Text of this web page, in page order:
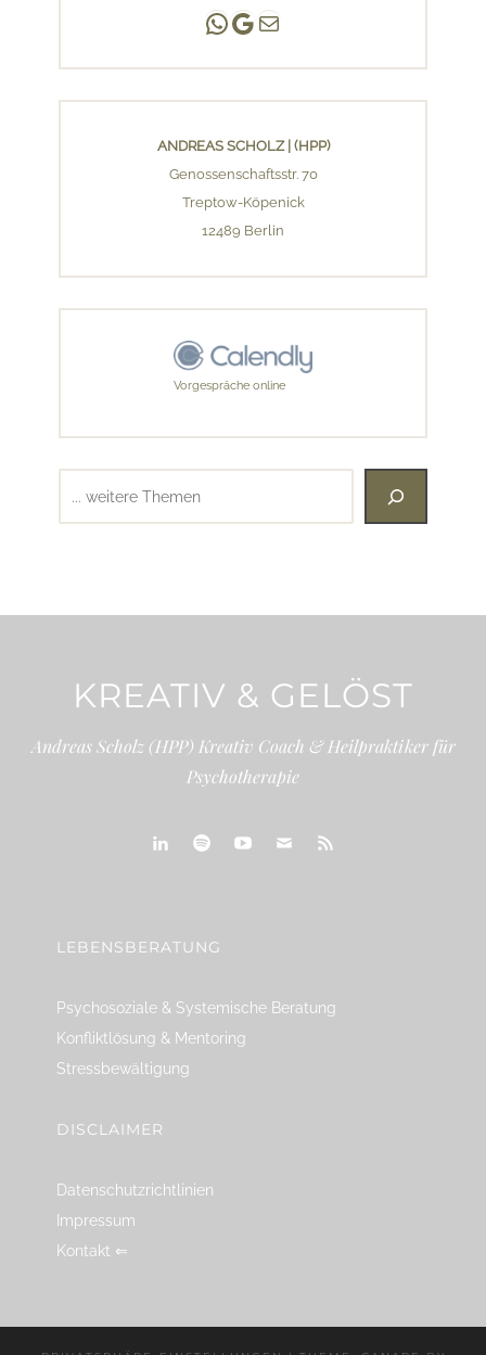
Andreas Scholz | (HPP)
Praxis Adlershof
E-Mail an mich ...
ANDREAS SCHOLZ | (HPP)
Genossenschaftsstr. 70
Treptow-Köpenick
12489 Berlin
Vorgespräche online
KREATIV & GELÖST
Andreas Scholz (HPP) Kreativ Coach & Heilpraktiker für
Psychotherapie
LEBENSBERATUNG
Psychosoziale & Systemische Beratung
Konfliktlösung & Mentoring
Stressbewältigung
DISCLAIMER
Datenschutzrichtlinien
Impressum
Kontakt ⇐